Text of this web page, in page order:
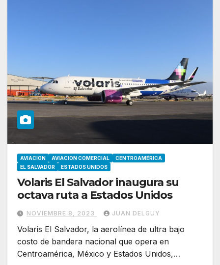
AVIACION AVIACION COMERCIAL
CENTROAMÉRICA
EL SALVADOR
ESTADOS UNIDOS
Volaris El Salvador inaugura su
octava ruta a Estados Unidos
NOVIEMBRE 8, 2023 JUAN DELGUY
Volaris El Salvador, la aerolínea de ultra bajo
costo de bandera nacional que opera en
Centroamérica, México y Estados Unidos,…